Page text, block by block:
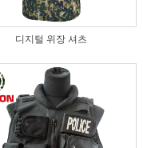
디지털 위장 셔츠